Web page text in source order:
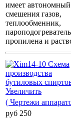
имеет
смешения газов,
теплообменник,
пароподогреватель
пропилена и
Увеличить
( Чертежи
pуб 250